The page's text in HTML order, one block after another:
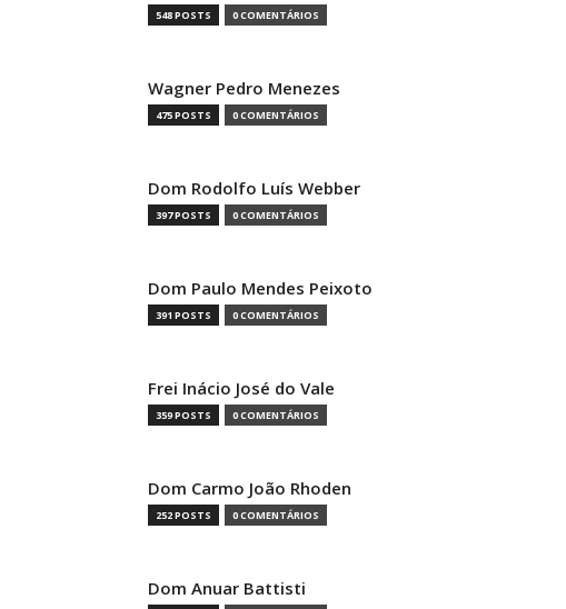
548 POSTS 0 COMENTÁRIOS
Wagner Pedro Menezes
475 POSTS 0 COMENTÁRIOS
Dom Rodolfo Luís Webber
397 POSTS 0 COMENTÁRIOS
Dom Paulo Mendes Peixoto
391 POSTS 0 COMENTÁRIOS
Frei Inácio José do Vale
359 POSTS 0 COMENTÁRIOS
Dom Carmo João Rhoden
252 POSTS 0 COMENTÁRIOS
Dom Anuar Battisti